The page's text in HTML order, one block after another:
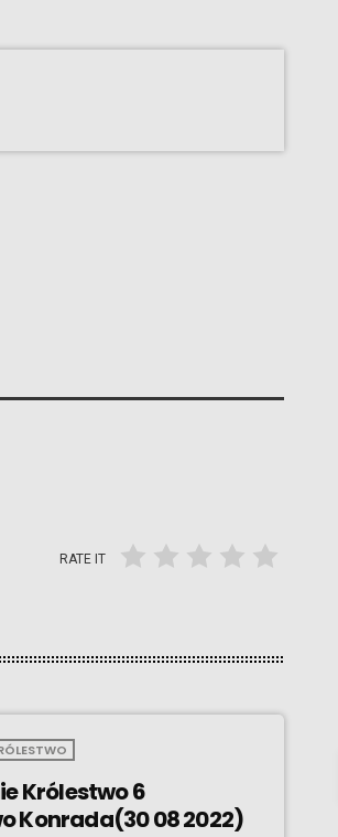
RATE IT
Królestwo 6
Konrada(30 08 2022)